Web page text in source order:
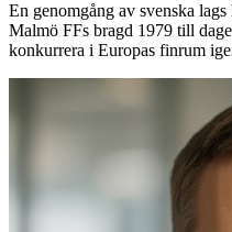
En genomgång av svenska
Malmö FFs bragd 1979 till
konkurrera i Europas finrum